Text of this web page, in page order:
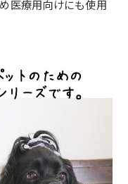
医療用向けにも使用